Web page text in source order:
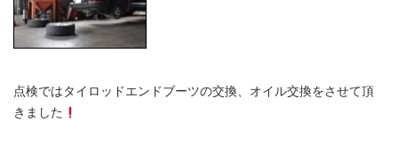
点検ではタイロッドエンドブーツの交換、オイル交換をさせて頂
きました